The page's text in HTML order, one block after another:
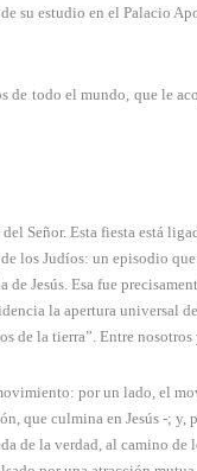
su estudio en el Palacio
de todo el mundo, que le
Señor. Esta fiesta está
los Judíos: un episodio
Jesús. Esa fue
la apertura universal
de la tierra”. Entre
por un lado, el
que culmina en Jesús -;
de la verdad, al camino